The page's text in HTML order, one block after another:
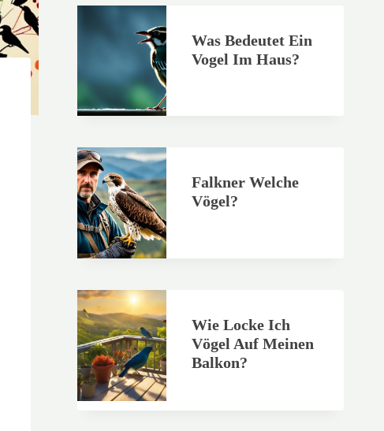
Was Bedeutet Ein
Vogel Im Haus?
Falkner Welche
Vögel?
Wie Locke Ich
Vögel Auf Meinen
Balkon?